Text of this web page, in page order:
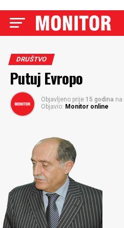
DRUŠTVO
Putuj Evropo
Objavljeno prije 15 godina na
Objavio: Monitor online